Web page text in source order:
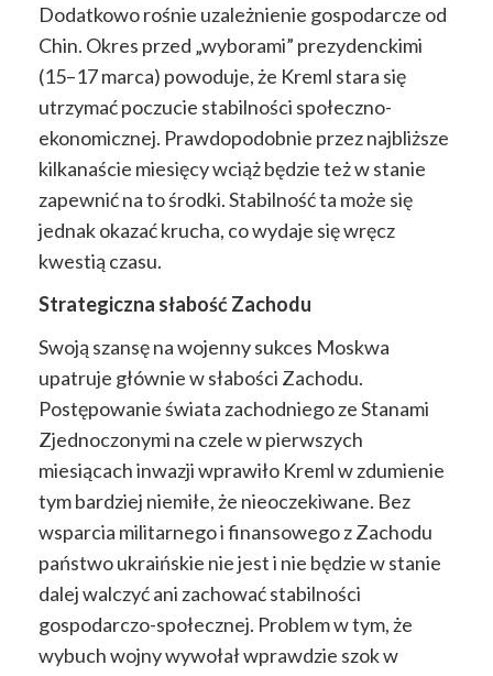
Dodatkowo rośnie uzależnienie gospodarcze od
Chin. Okres przed „wyborami” prezydenckimi
(15–17 marca) powoduje, że Kreml stara się
utrzymać poczucie stabilności społeczno-
ekonomicznej. Prawdopodobnie przez najbliższe
kilkanaście miesięcy wciąż będzie też w stanie
zapewnić na to środki. Stabilność ta może się
jednak okazać krucha, co wydaje się wręcz
kwestią czasu.
Strategiczna słabość Zachodu
Swoją szansę na wojenny sukces Moskwa
upatruje głównie w słabości Zachodu.
Postępowanie świata zachodniego ze Stanami
Zjednoczonymi na czele w pierwszych
miesiącach inwazji wprawiło Kreml w zdumienie
tym bardziej niemiłe, że nieoczekiwane. Bez
wsparcia militarnego i finansowego z Zachodu
państwo ukraińskie nie jest i nie będzie w stanie
dalej walczyć ani zachować stabilności
gospodarczo-społecznej. Problem w tym, że
wybuch wojny wywołał wprawdzie szok w